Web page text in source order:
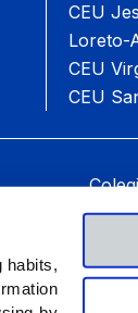
habits,
CEU
Loreto-
CEU
CEU
Paseo del
Fundación